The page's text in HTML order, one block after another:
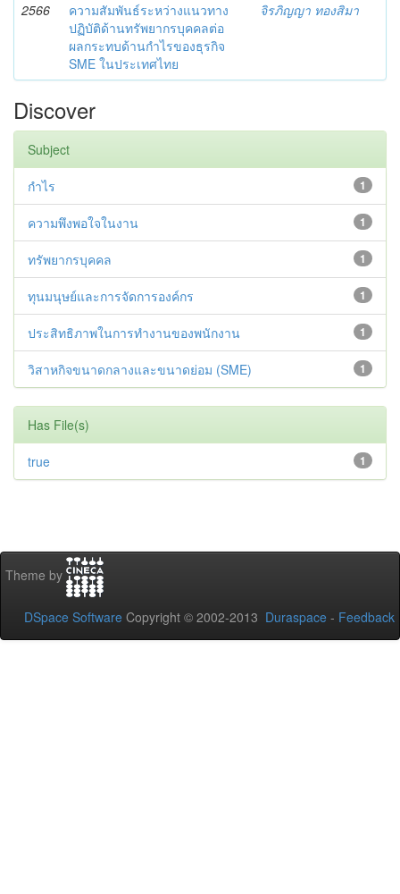
2566
ความสัมพันธ์ระหว่างแนวทาง
ปฏิบัติด้านทรัพยากรบุคคลต่อ
ผลกระทบด้านกำไรของธุรกิจ
SME ในประเทศไทย
จิรภิญญา ทองสิมา
Discover
Subject
1
กำไร
1
ความพึงพอใจในงาน
1
ทรัพยากรบุคคล
1
ทุนมนุษย์และการจัดการองค์กร
1
ประสิทธิภาพในการทำงานของพนักงาน
1
วิสาหกิจขนาดกลางและขนาดย่อม (SME)
Has File(s)
1
true
Theme by
DSpace Software Copyright © 2002-2013 Duraspace - Feedback